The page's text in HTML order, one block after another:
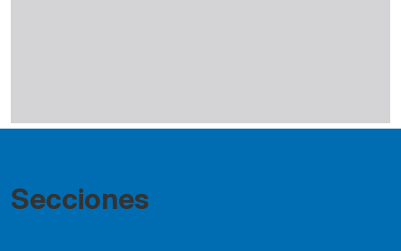
Secciones